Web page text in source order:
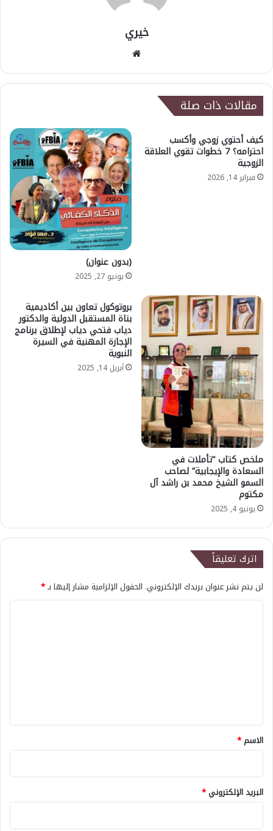
خيري
مقالات ذات صلة
كيف أحتوي زوجي وأكسب
احترامه؟ 7 خطوات تقوي العلاقة
الزوجية
فبراير 14, 2026
(بدون عنوان)
يونيو 27, 2025
ملخص كتاب “تأملات في
السعادة والإيجابية” لصاحب
السمو الشيخ محمد بن راشد آل
مكتوم
يونيو 4, 2025
بروتوكول تعاون بين أكاديمية
بناة المستقبل الدولية والدكتور
دياب فتحي دياب لإطلاق برنامج
الإجازة المهنية في السيرة
النبوية
أبريل 14, 2025
اترك تعليقاً
لن يتم نشر عنوان بريدك الإلكتروني. الحقول الإلزامية مشار إليها بـ*
*
الاسم*
البريد الإلكتروني*